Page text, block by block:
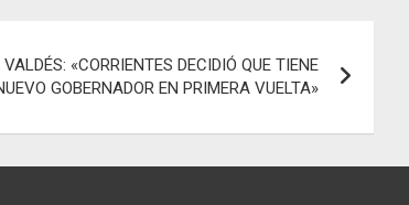
«CORRIENTES DECIDIÓ QUE TIENE
GOBERNADOR EN PRIMERA VUELTA»